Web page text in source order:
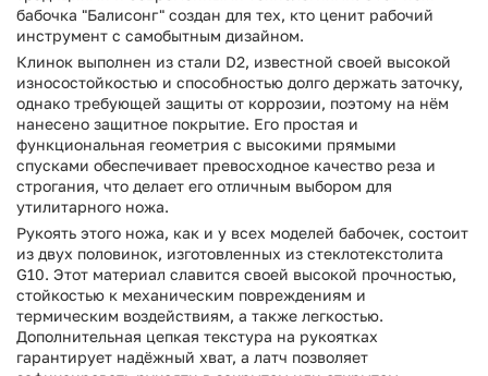
бабочка "Балисонг" создан для тех, кто ценит рабочий
инструмент с самобытным дизайном.
Клинок выполнен из стали D2, известной своей высокой
износостойкостью и способностью долго держать заточку,
однако требующей защиты от коррозии, поэтому на нём
нанесено защитное покрытие. Его простая и
функциональная геометрия с высокими прямыми
спусками обеспечивает превосходное качество реза и
строгания, что делает его отличным выбором для
утилитарного ножа.
Рукоять этого ножа, как и у всех моделей бабочек, состоит
из двух половинок, изготовленных из стеклотекстолита
G10. Этот материал славится своей высокой прочностью,
стойкостью к механическим повреждениям и
термическим воздействиям, а также легкостью.
Дополнительная цепкая текстура на рукоятках
гарантирует надёжный хват, а латч позволяет